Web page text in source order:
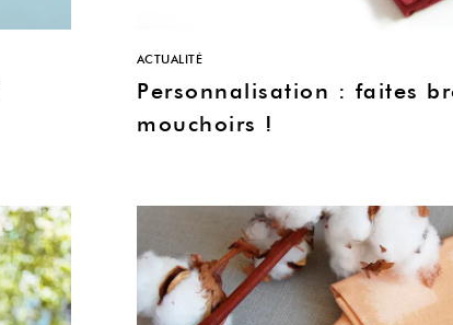
ACTUALITÉ
Personnalisation : faites
mouchoirs !